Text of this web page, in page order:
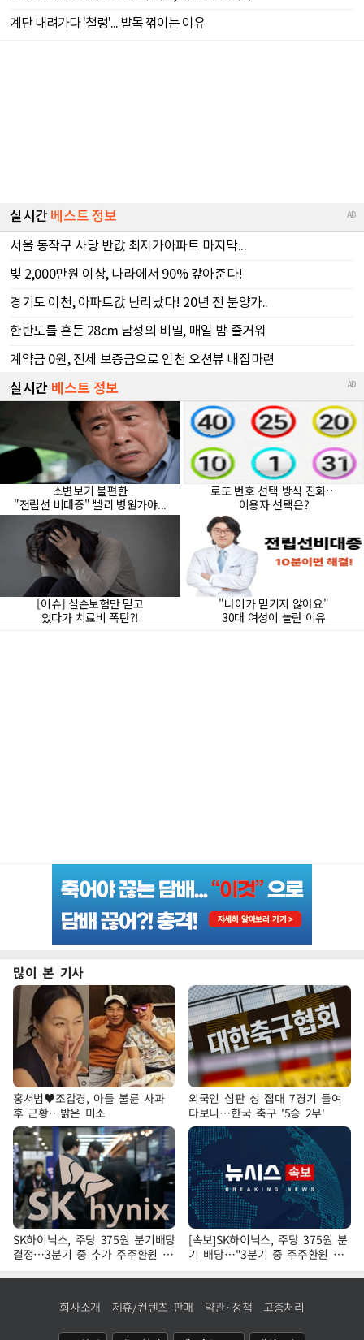
많이 본 기사
홍서범♥조갑경, 아들 불륜 사과
후 근황…밝은 미소
외국인 심판 성 접대 7경기 들여
다보니…한국 축구 '5승 2무'
SK하이닉스, 주당 375원 분기배당
결정…3분기 중 추가 주주환원 발
표
[속보]SK하이닉스, 주당 375원 분
기 배당…"3분기 중 주주환원 방
안 확정"
회사소개 제휴/컨텐츠 판매 약관·정책 고충처리